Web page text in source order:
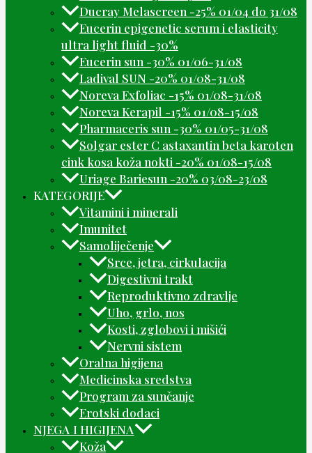
Ducray Melascreen -25% 01/04 do 31/08
Eucerin epigenetic serum i elasticity
ultra light fluid -30%
Eucerin sun -30% 01/06-31/08
Ladival SUN -20% 01/08-31/08
Noreva Exfoliac -15% 01/08-31/08
Noreva Kerapil -15% 01/08-15/08
Pharmaceris sun -30% 01/05-31/08
Solgar ester C astaxantin beta karoten
cink kosa koža nokti -20% 01/08-15/08
Uriage Bariesun -20% 03/08-23/08
KATEGORIJE
Vitamini i minerali
Imunitet
Samoliječenje
Srce, jetra, cirkulacija
Digestivni trakt
Reproduktivno zdravlje
Uho, grlo, nos
Kosti, zglobovi i mišići
Nervni sistem
Oralna higijena
Medicinska sredstva
Program za sunčanje
Erotski dodaci
NJEGA I HIGIJENA
Koža